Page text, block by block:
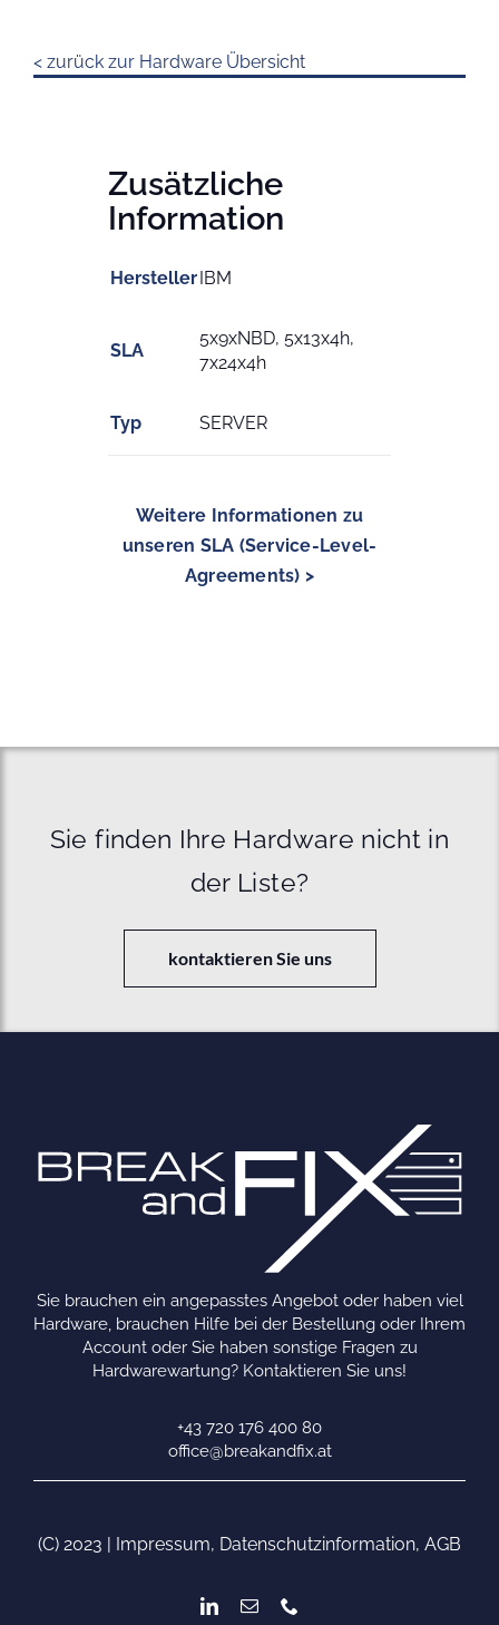
< zurück zur Hardware Übersicht
Zusätzliche
Information
HerstellerIBM
SLA
5x9xNBD, 5x13x4h,
7x24x4h
Typ SERVER
Weitere Informationen zu
unseren SLA (Service-Level-
Agreements) >
Sie finden Ihre Hardware nicht in
der Liste?
kontaktieren Sie uns
Sie brauchen ein angepasstes Angebot oder haben viel
Hardware, brauchen Hilfe bei der Bestellung oder Ihrem
Account oder Sie haben sonstige Fragen zu
Hardwarewartung? Kontaktieren Sie uns!
+43 720 176 400 80
office@breakandfix.at
(C) 2023 | Impressum, Datenschutzinformation, AGB